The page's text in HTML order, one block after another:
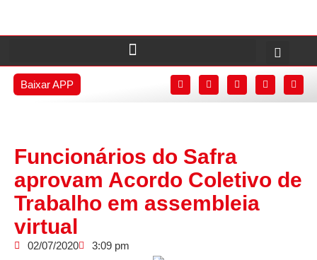
Baixar APP
Funcionários do Safra
aprovam Acordo Coletivo de
Trabalho em assembleia
virtual
02/07/2020 3:09 pm